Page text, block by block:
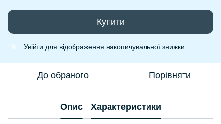
Купити
% Увійти для відображення накопичувальної знижки
До обраного Порівняти
Опис Характеристики